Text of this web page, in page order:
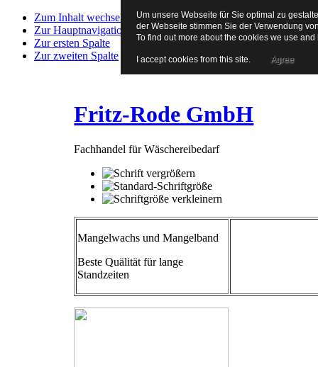
Zum Inhalt wechseln
Zur Hauptnavigation
Zur ersten Spalte
Zur zweiten Spalte
Fritz-Rode GmbH
Fachhandel für Wäschereibedarf
Mangelwachs und Mangelband
Beste Quälität für lange
Standzeiten
Um unsere Webseite für Sie optimal zu
der Webseite stimmen Sie der Verwendung
To find out more about the cookies we use
I accept cookies from this site. Agree